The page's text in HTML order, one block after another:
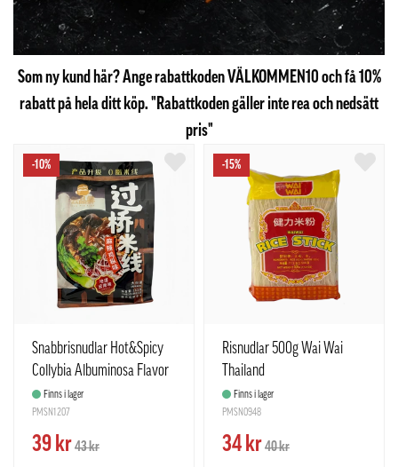
Som ny kund här? Ange rabattkoden VÄLKOMMEN10 och få 10%
rabatt på hela ditt köp. "Rabattkoden gäller inte rea och nedsätt
pris"
-10%
Snabbrisnudlar Hot&Spicy
Collybia Albuminosa Flavor
263g Yun Pin Xian Kina
Finns i lager
PMSN1207
39 kr43 kr
-15%
Risnudlar 500g Wai Wai
Thailand
Finns i lager
PMSN0948
34 kr40 kr